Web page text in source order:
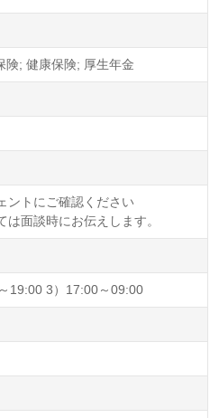
険; 健康保険; 厚生年金
ントにご確認ください
面談時にお伝えします。
19:00 3）17:00～09:00